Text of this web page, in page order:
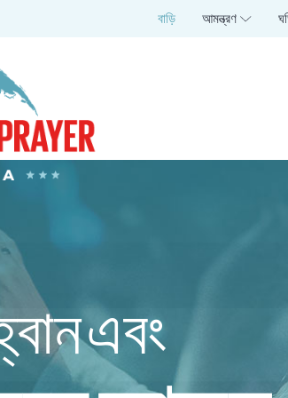
বাড়ি আমন্ত্রণ
এবং